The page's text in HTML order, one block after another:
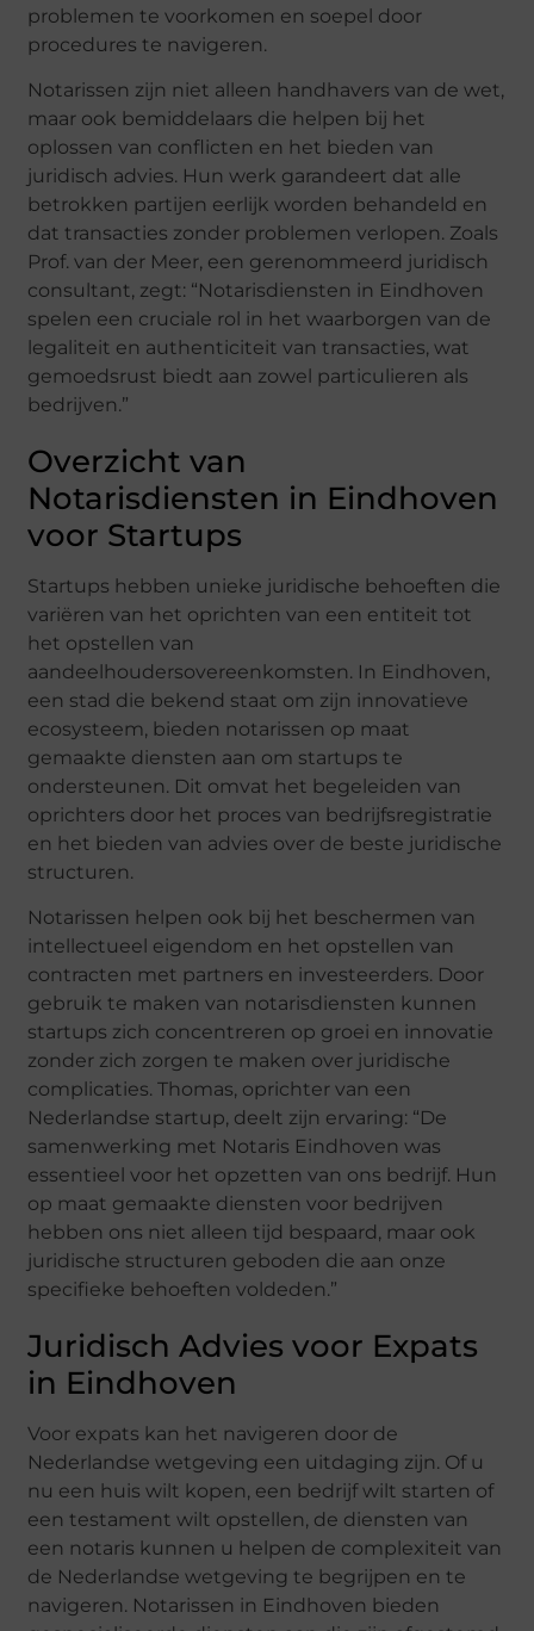
problemen te voorkomen en soepel door
procedures te navigeren.
Notarissen zijn niet alleen handhavers van de wet,
maar ook bemiddelaars die helpen bij het
oplossen van conflicten en het bieden van
juridisch advies. Hun werk garandeert dat alle
betrokken partijen eerlijk worden behandeld en
dat transacties zonder problemen verlopen. Zoals
Prof. van der Meer, een gerenommeerd juridisch
consultant, zegt: “Notarisdiensten in Eindhoven
spelen een cruciale rol in het waarborgen van de
legaliteit en authenticiteit van transacties, wat
gemoedsrust biedt aan zowel particulieren als
bedrijven.”
Overzicht van
Notarisdiensten in Eindhoven
voor Startups
Startups hebben unieke juridische behoeften die
variëren van het oprichten van een entiteit tot
het opstellen van
aandeelhoudersovereenkomsten. In Eindhoven,
een stad die bekend staat om zijn innovatieve
ecosysteem, bieden notarissen op maat
gemaakte diensten aan om startups te
ondersteunen. Dit omvat het begeleiden van
oprichters door het proces van bedrijfsregistratie
en het bieden van advies over de beste juridische
structuren.
Notarissen helpen ook bij het beschermen van
intellectueel eigendom en het opstellen van
contracten met partners en investeerders. Door
gebruik te maken van notarisdiensten kunnen
startups zich concentreren op groei en innovatie
zonder zich zorgen te maken over juridische
complicaties. Thomas, oprichter van een
Nederlandse startup, deelt zijn ervaring: “De
samenwerking met Notaris Eindhoven was
essentieel voor het opzetten van ons bedrijf. Hun
op maat gemaakte diensten voor bedrijven
hebben ons niet alleen tijd bespaard, maar ook
juridische structuren geboden die aan onze
specifieke behoeften voldeden.”
Juridisch Advies voor Expats
in Eindhoven
Voor expats kan het navigeren door de
Nederlandse wetgeving een uitdaging zijn. Of u
nu een huis wilt kopen, een bedrijf wilt starten of
een testament wilt opstellen, de diensten van
een notaris kunnen u helpen de complexiteit van
de Nederlandse wetgeving te begrijpen en te
navigeren. Notarissen in Eindhoven bieden